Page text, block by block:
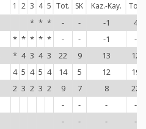
1 2 3 4 5 Tot. SK Kaz.-Kay. Tot.
* * * - - -1 4
* * * * * - - -1 -
* 4 3 4 3 22 9 13 12
4 5 4 5 4 14 5 12 19
2 3 2 3 2 9 7 8 22
- - - -
- - - -